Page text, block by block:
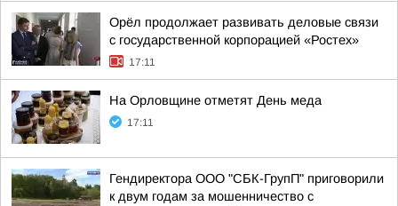
Орёл продолжает развивать деловые связи
с государственной корпорацией «Ростех»
17:11
На Орловщине отметят День меда
17:11
Гендиректора ООО "СБК-ГрупП" приговорили
к двум годам за мошенничество с